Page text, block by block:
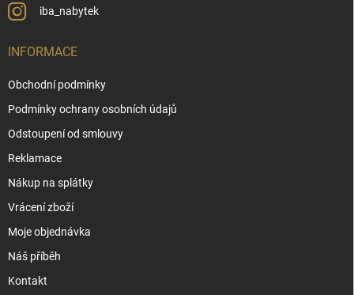
iba_nabytek
INFORMACE
Obchodní podmínky
Podmínky ochrany osobních údajů
Odstoupení od smlouvy
Reklamace
Nákup na splátky
Vrácení zboží
Moje objednávka
Náš příběh
Kontakt